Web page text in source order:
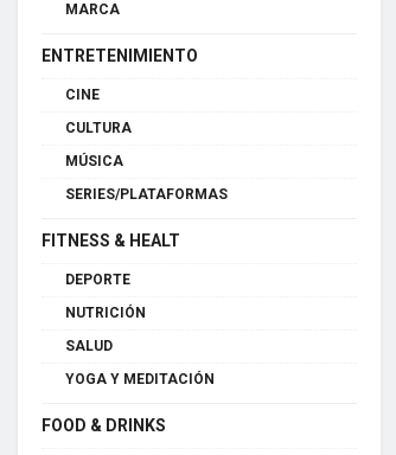
MARCA
ENTRETENIMIENTO
CINE
CULTURA
MÚSICA
SERIES/PLATAFORMAS
FITNESS & HEALT
DEPORTE
NUTRICIÓN
SALUD
YOGA Y MEDITACIÓN
FOOD & DRINKS